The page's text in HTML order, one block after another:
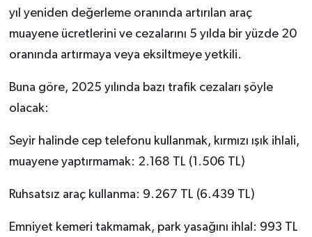
yıl yeniden değerleme oranında artırılan araç
muayene ücretlerini ve cezalarını 5 yılda bir yüzde 20
oranında artırmaya veya eksiltmeye yetkili.
Buna göre, 2025 yılında bazı trafik cezaları şöyle
olacak:
Seyir halinde cep telefonu kullanmak, kırmızı ışık ihlali,
muayene yaptırmamak: 2.168 TL (1.506 TL)
Ruhsatsız araç kullanma: 9.267 TL (6.439 TL)
Emniyet kemeri takmamak, park yasağını ihlal: 993 TL